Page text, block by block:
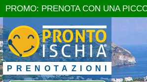
PRENOTAZIONI
PROMO: PRENOTA CON UNA